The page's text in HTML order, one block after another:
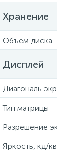
Хранение
Объем диска
Дисплей
Диагональ
Тип матрицы
Разрешение
Яркость, кд/